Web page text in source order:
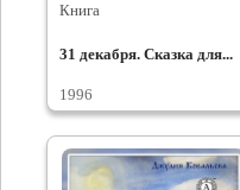
Книга
31 декабря. Сказка для...
1996